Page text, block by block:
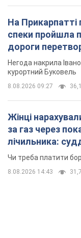
На Прикарпатті
спеки пройшла
дороги
Відео
Негода накрила
курортний Буковель
8.08.2026 09:27
Жінці
за газ через
лічильника:
неочікуване
Чи треба платити
8.08.2026 14:43